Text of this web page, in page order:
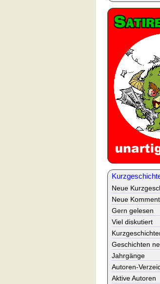
Neue
Neue
Gern gelesen
Viel diskutiert
Geschichten
Jahrgänge
Autoren-
Aktive Autoren